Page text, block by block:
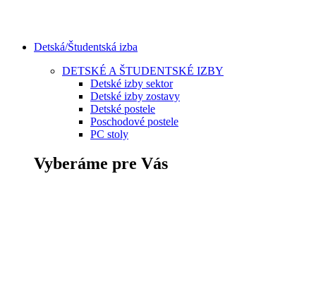
Detská/Študentská izba
DETSKÉ A ŠTUDENTSKÉ IZBY
Detské izby sektor
Detské izby zostavy
Detské postele
Poschodové postele
PC stoly
Vyberáme pre Vás